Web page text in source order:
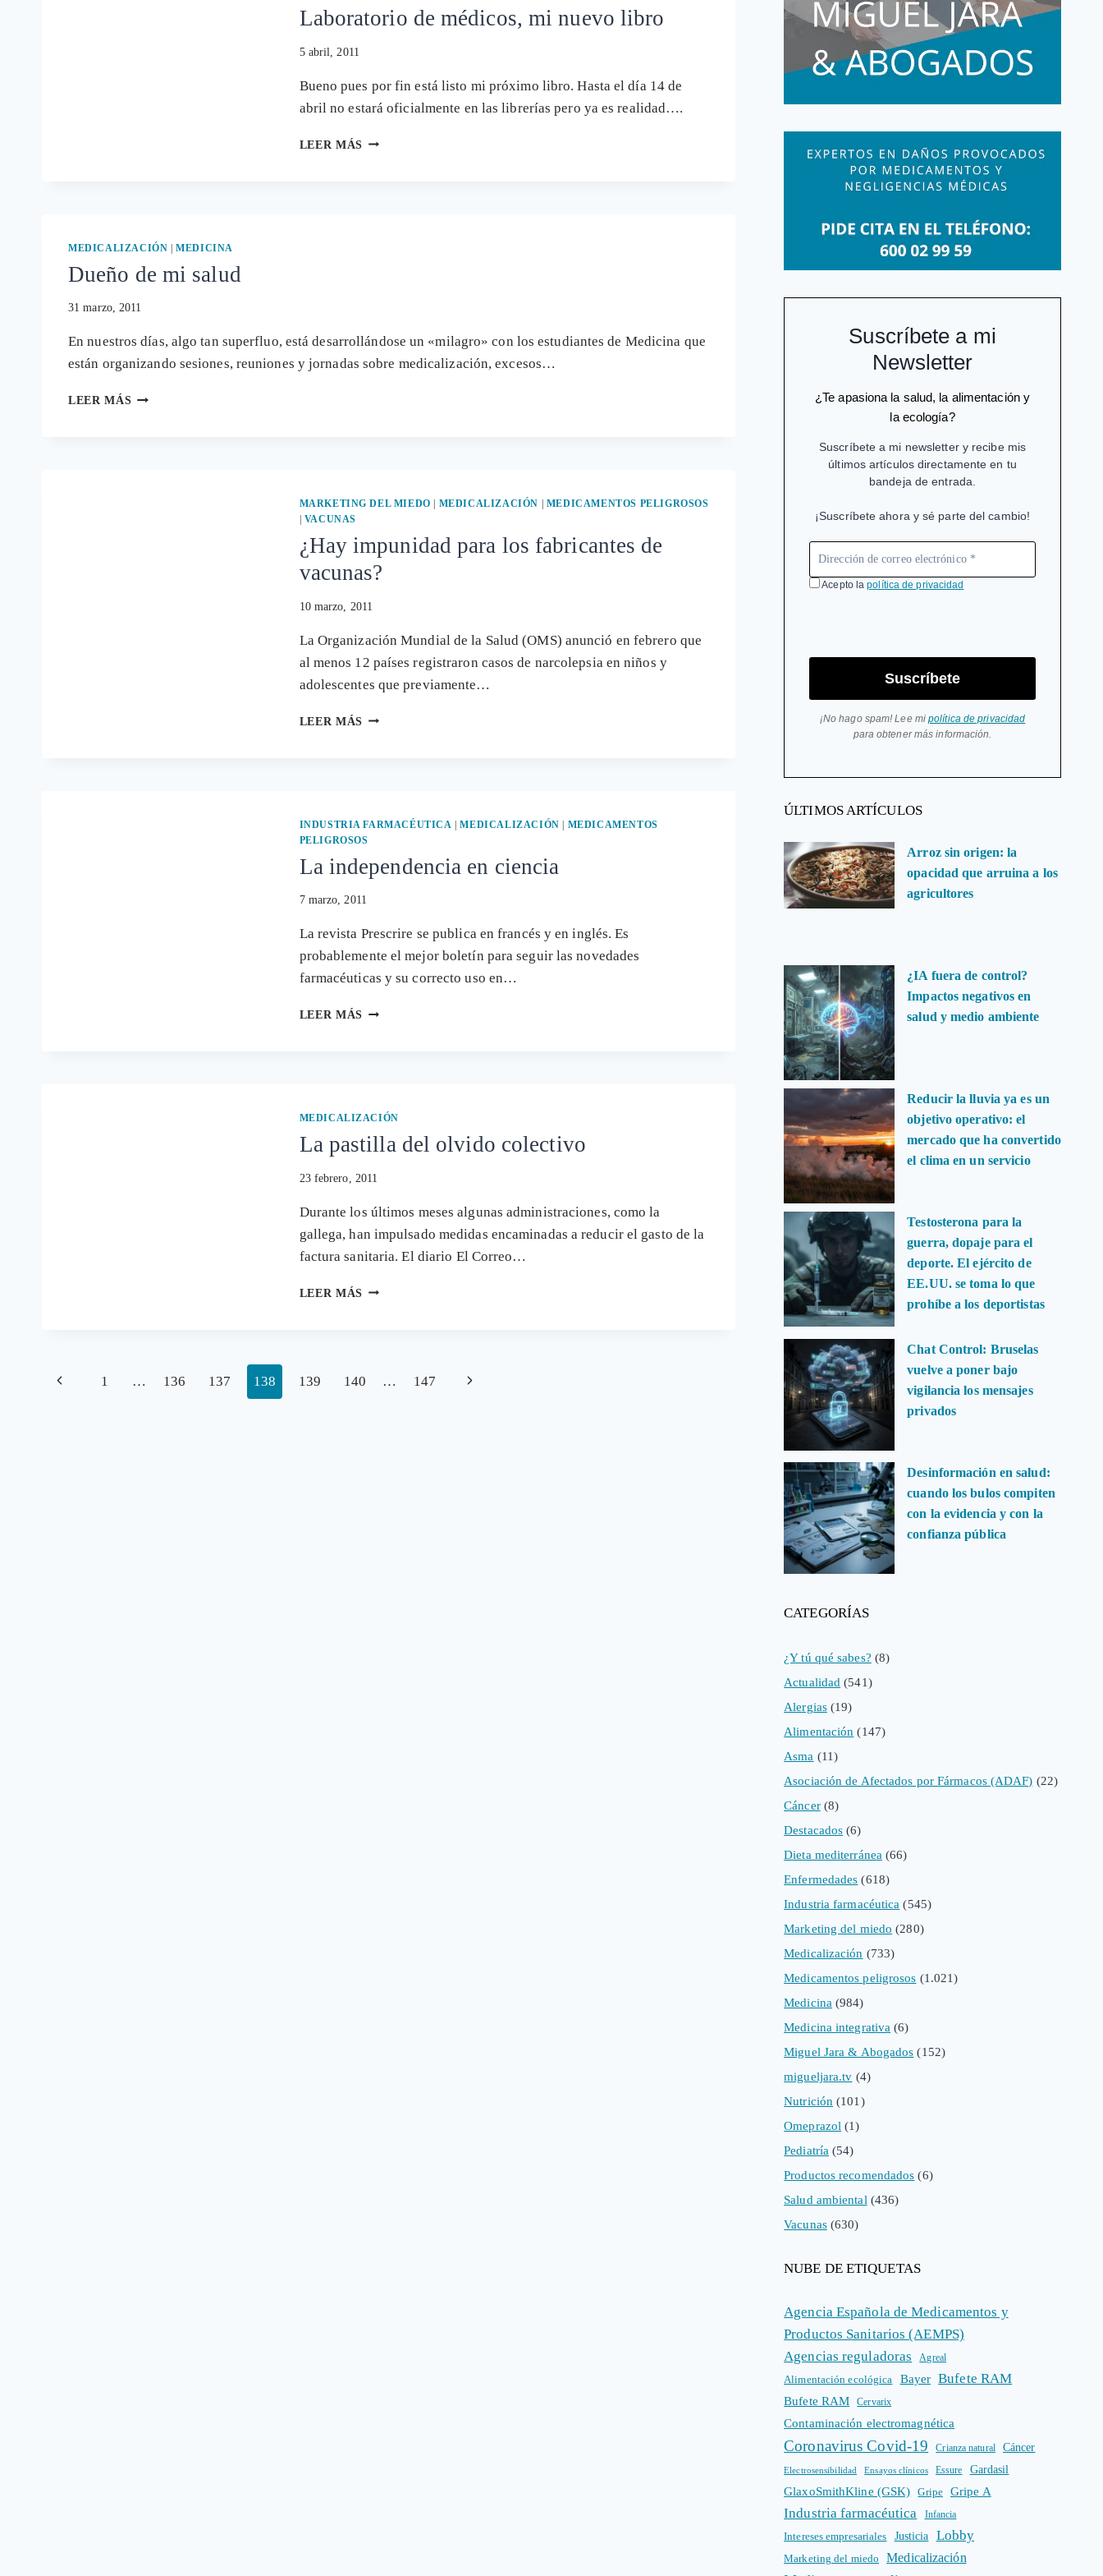
Laboratorio de médicos, mi nuevo libro
5 abril, 2011
Bueno pues por fin está listo mi próximo libro. Hasta el día 14 de
abril no estará oficialmente en las librerías pero ya es realidad….
LEER MÁS LABORATORIO
MEDICALIZACIÓN |MEDICINA
Dueño de mi salud
31 marzo, 2011
En nuestros días, algo tan superfluo, está desarrollándose un «milagro» con los estudiantes de Medicina que
están organizando sesiones, reuniones y jornadas sobre medicalización, excesos…
LEER MÁS DUEÑO
MARKETING DEL MIEDO MEDICALIZACIÓN
MEDICAMENTOS PELIGROSOS
VACUNAS
¿Hay impunidad para los fabricantes de
vacunas?
10 marzo, 2011
La Organización Mundial de la Salud (OMS) anunció en febrero que
al menos 12 países registraron casos de narcolepsia en niños y
adolescentes que previamente…
LEER MÁS ¿HAY
VACUNAS?
INDUSTRIA FARMACÉUTICA |MEDICALIZACIÓN | MEDICAMENTOS
PELIGROSOS
La independencia en ciencia
7 marzo, 2011
La revista Prescrire se publica en francés y en inglés. Es
probablemente el mejor boletín para seguir las novedades
farmacéuticas y su correcto uso en…
LEER MÁS LA
MEDICALIZACIÓN
La pastilla del olvido colectivo
23 febrero, 2011
Durante los últimos meses algunas administraciones, como la
gallega, han impulsado medidas encaminadas a reducir el gasto de la
factura sanitaria. El diario El Correo…
LEER MÁS LA
Navegación
Página
1 … 136 137 138 139 140 … 147
Siguiente
Suscríbete a mi
Newsletter
¿Te apasiona la salud, la alimentación y
la ecología?
Suscríbete a mi newsletter y recibe mis
últimos artículos directamente en tu
bandeja de entrada.
¡Suscríbete ahora y sé parte del cambio!
Acepto lapolítica de privacidad
Suscríbete
¡No hago spam! Lee mipolítica de privacidad
para obtener más información.
ÚLTIMOS ARTÍCULOS
Arroz sin origen: la
opacidad que arruina a los
agricultores
¿IA fuera de control?
Impactos negativos en
salud y medio ambiente
Reducir la lluvia ya es un
objetivo operativo: el
mercado que ha convertido
el clima en un servicio
Testosterona para la
guerra, dopaje para el
deporte. El ejército de
EE.UU. se toma lo que
prohíbe a los deportistas
Chat Control: Bruselas
vuelve a poner bajo
vigilancia los mensajes
privados
Desinformación en salud:
cuando los bulos compiten
con la evidencia y con la
confianza pública
CATEGORÍAS
¿Y tú qué sabes? (8)
Actualidad (541)
Alergias(19)
Alimentación (147)
Asma (11)
Asociación de Afectados por Fármacos (ADAF) (22)
Cáncer(8)
Destacados (6)
Dieta mediterránea (66)
Enfermedades (618)
Industria farmacéutica (545)
Marketing del miedo (280)
Medicalización (733)
Medicamentos peligrosos (1.021)
Medicina (984)
Medicina integrativa (6)
Miguel Jara & Abogados (152)
migueljara.tv (4)
Nutrición (101)
Omeprazol (1)
Pediatría (54)
Productos recomendados (6)
Salud ambiental (436)
Vacunas(630)
NUBE DE ETIQUETAS
Agencia Española de Medicamentos y
Productos Sanitarios (AEMPS)
Agencias reguladoras
Agreal
Alimentación ecológica Bayer Bufete RAM
Bufete RAM Cervarix
Contaminación electromagnética
Coronavirus Covid-19 Crianza natural Cáncer
Electrosensibilidad Ensayos clínicos Essure Gardasil
GlaxoSmithKline (GSK) Gripe Gripe A
Industria farmacéutica Infancia
Intereses empresariales Justicia Lobby
Marketing del miedo Medicalización